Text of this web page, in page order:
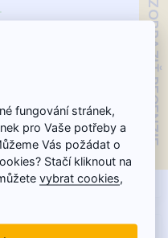
ZOBRAZIŤ RECENZIE
prevádz..
7 903,40€
4 710,37€
fungování stránek,
pro Vaše potřeby a
Vás požádat o
Stačí kliknout na
vybrat cookies,